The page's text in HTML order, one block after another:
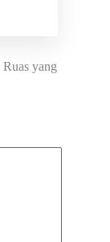
Ruas yang